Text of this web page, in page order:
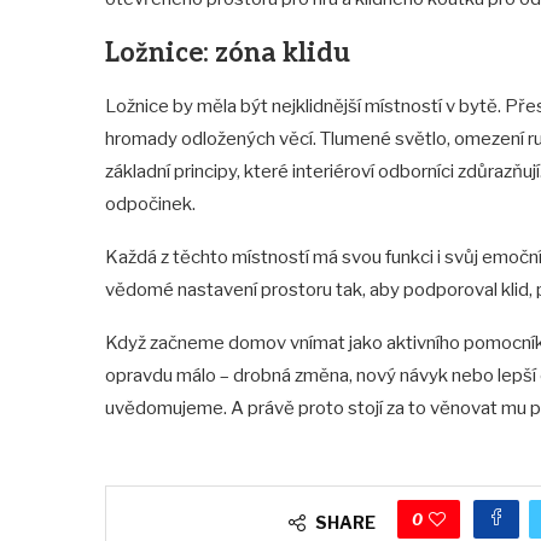
Ložnice: zóna klidu
Ložnice by měla být nejklidnější místností v bytě.
hromady odložených věcí. Tlumené světlo, omezení
základní principy, které interiéroví odborníci
odpočinek.
Každá z těchto místností má svou funkci i svůj
vědomé nastavení prostoru tak, aby podporoval
Když začneme domov vnímat jako aktivního
opravdu málo – drobná změna, nový návyk nebo
uvědomujeme. A právě proto stojí za to věnovat mu
SHARE 0